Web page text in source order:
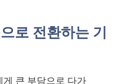
로 전환하는 기
게 큰 부담으로 다가